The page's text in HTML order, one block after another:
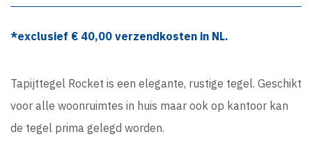
*exclusief € 40,00 verzendkosten in NL.
Tapijttegel Rocket is een elegante, rustige tegel. Geschikt
voor alle woonruimtes in huis maar ook op kantoor kan
de tegel prima gelegd worden.